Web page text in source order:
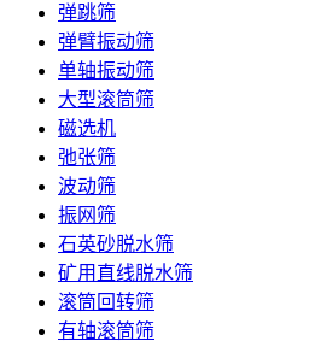
弹跳筛
弹臂振动筛
单轴振动筛
大型滚筒筛
磁选机
弛张筛
波动筛
振网筛
石英砂脱水筛
矿用直线脱水筛
滚筒回转筛
有轴滚筒筛